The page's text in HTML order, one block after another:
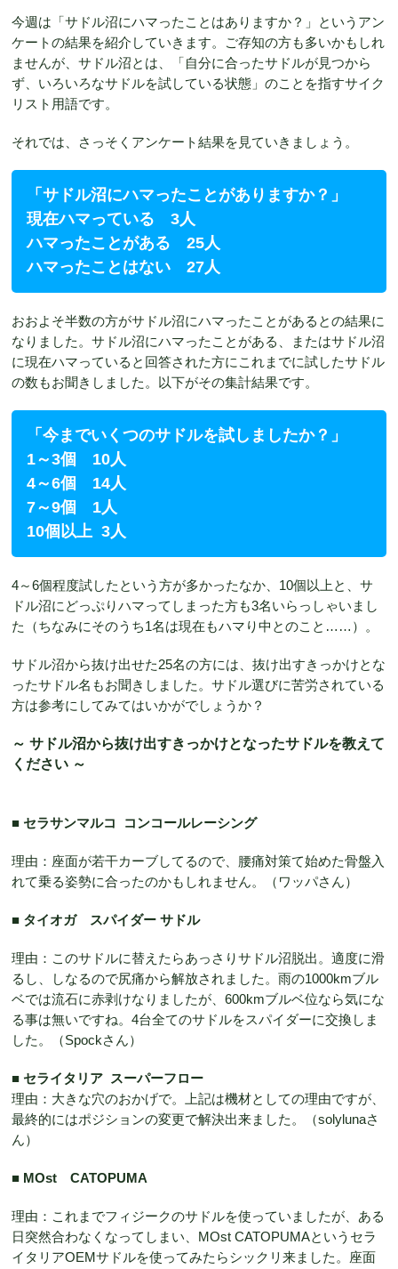
今週は「サドル沼にハマったことはありますか？」というアン
ケートの結果を紹介していきます。ご存知の方も多いかもしれ
ませんが、サドル沼とは、「自分に合ったサドルが見つから
ず、いろいろなサドルを試している状態」のことを指すサイク
リスト用語です。
それでは、さっそくアンケート結果を見ていきましょう。
「サドル沼にハマったことがありますか？」
現在ハマっている 3人
ハマったことがある 25人
ハマったことはない 27人
おおよそ半数の方がサドル沼にハマったことがあるとの結果に
なりました。サドル沼にハマったことがある、またはサドル沼
に現在ハマっていると回答された方にこれまでに試したサドル
の数もお聞きしました。以下がその集計結果です。
「今までいくつのサドルを試しましたか？」
1～3個 10人
4～6個 14人
7～9個 1人
10個以上 3人
4～6個程度試したという方が多かったなか、10個以上と、サ
ドル沼にどっぷりハマってしまった方も3名いらっしゃいまし
た（ちなみにそのうち1名は現在もハマり中とのこと……）。
サドル沼から抜け出せた25名の方には、抜け出すきっかけとな
ったサドル名もお聞きしました。サドル選びに苦労されている
方は参考にしてみてはいかがでしょうか？
～ サドル沼から抜け出すきっかけとなったサドルを教えて
ください ～
■ セラサンマルコ コンコールレーシング
理由：座面が若干カーブしてるので、腰痛対策て始めた骨盤入
れて乗る姿勢に合ったのかもしれません。（ワッパさん）
■ タイオガ スパイダー サドル
理由：このサドルに替えたらあっさりサドル沼脱出。適度に滑
るし、しなるので尻痛から解放されました。雨の1000kmブル
ベでは流石に赤剥けなりましたが、600kmブルベ位なら気にな
る事は無いですね。4台全てのサドルをスパイダーに交換しま
した。（Spockさん）
■ セライタリア スーパーフロー
理由：大きな穴のおかげで。上記は機材としての理由ですが、
最終的にはポジションの変更で解決出来ました。（solylunaさ
ん）
■ MOst CATOPUMA
理由：これまでフィジークのサドルを使っていましたが、ある
日突然合わなくなってしまい、MOst CATOPUMAというセラ
イタリアOEMサドルを使ってみたらシックリ来ました。座面